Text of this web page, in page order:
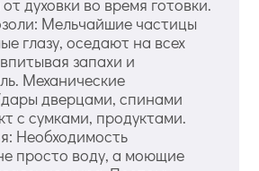
духовки во время готовки.
Мельчайшие частицы
глазу, оседают на всех
запахи и
Механические
дверцами, спинами
с сумками, продуктами.
Необходимость
просто воду, а моющие